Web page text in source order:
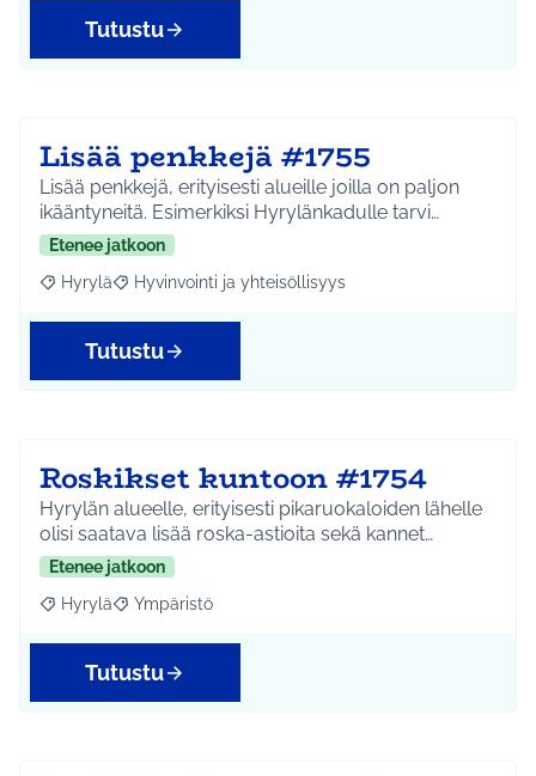
Tutustu
Lisää penkkejä #1755
Lisää penkkejä, erityisesti alueille joilla on paljon
ikääntyneitä. Esimerkiksi Hyrylänkadulle tarvi…
Etenee jatkoon
Rajaa tulokset aihepiirin mukaan: Hyrylä
Hyrylä Rajaa tulokset teeman mukaan: Hyvinvointi ja
Hyvinvointi ja yhteisöllisyys
Tutustu
Roskikset kuntoon #1754
Hyrylän alueelle, erityisesti pikaruokaloiden lähelle
olisi saatava lisää roska-astioita sekä kannet…
Etenee jatkoon
Rajaa tulokset aihepiirin mukaan: Hyrylä
Hyrylä Rajaa tulokset teeman mukaan: Ympäristö
Ympäristö
Tutustu